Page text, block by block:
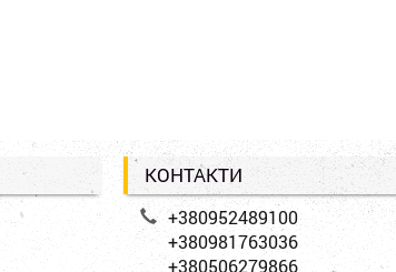
КОНТАКТИ
+380952489100
+380981763036
+380506279866